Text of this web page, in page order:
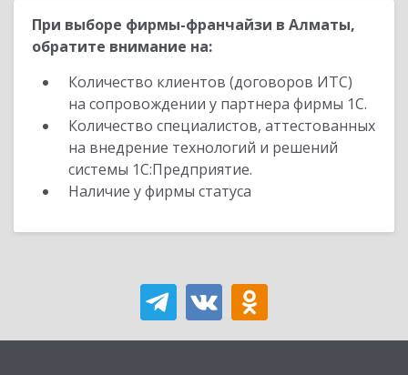
При выборе фирмы-франчайзи в Алматы,
обратите внимание на:
Количество клиентов (договоров ИТС)
на сопровождении у партнера фирмы 1С.
Количество специалистов, аттестованных
на внедрение технологий и решений
системы 1С:Предприятие.
Наличие у фирмы статуса